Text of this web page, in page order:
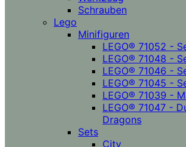
Schrauben
Lego
Minifiguren
LEGO® 71052 -
LEGO® 71048 -
LEGO® 71046 -
LEGO® 71045 -
LEGO® 71039 -
LEGO® 71047 -
Dragons
Sets
City